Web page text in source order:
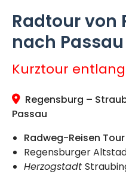
Radtour von
nach Passau
Kurztour
Regensburg –
Passau
Radweg-Reisen Tour
Regensburger
Herzogstadt